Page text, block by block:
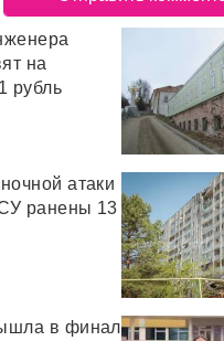
на
рубль
атаки
ранены 13
в финал